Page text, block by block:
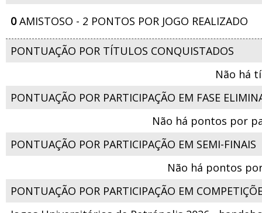
0AMISTOSO - 2 PONTOS POR JOGO REALIZADO
PONTUAÇÃO POR TÍTULOS CONQUISTADOS
Não há
PONTUAÇÃO POR PARTICIPAÇÃO EM FASE
Não há pontos por
PONTUAÇÃO POR PARTICIPAÇÃO EM SEMI-FINAIS
Não há pontos
PONTUAÇÃO POR PARTICIPAÇÃO EM